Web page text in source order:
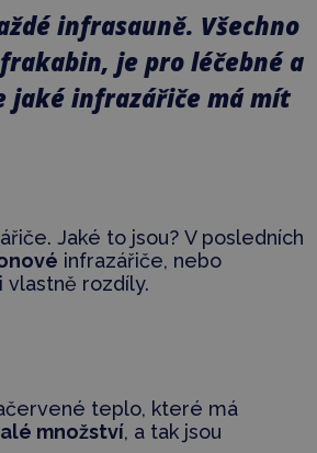
infrasauně. Všechno
je pro léčebné a
jaké infrazářiče má mít
Jaké to jsou? V posledních
infrazářiče, nebo
vlastně rozdíly.
teplo, které má
množství, a tak jsou